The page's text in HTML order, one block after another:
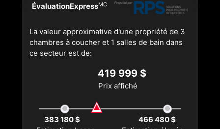
ÉvaluationExpressMC
La valeur approximative d'une propriété de 3
chambres à coucher et 1 salles de bain dans
ce secteur est de:
419 999 $
Prix affiché
383 180 $
466 480 $